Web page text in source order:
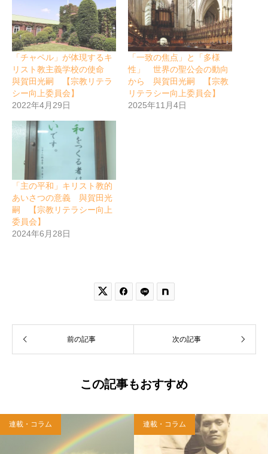
「チャペル」が体現するキ
リスト教主義学校の使命
與賀田光嗣 【宗教リテラ
シー向上委員会】
2022年4月29日
「一致の焦点」と「多様
性」 世界の聖公会の動向
から 與賀田光嗣 【宗教
リテラシー向上委員会】
2025年11月4日
「主の平和」キリスト教的
あいさつの意義 與賀田光
嗣 【宗教リテラシー向上
委員会】
2024年6月28日
 
前の記事 次の記事
この記事もおすすめ
連載・コラム 連載・コラム